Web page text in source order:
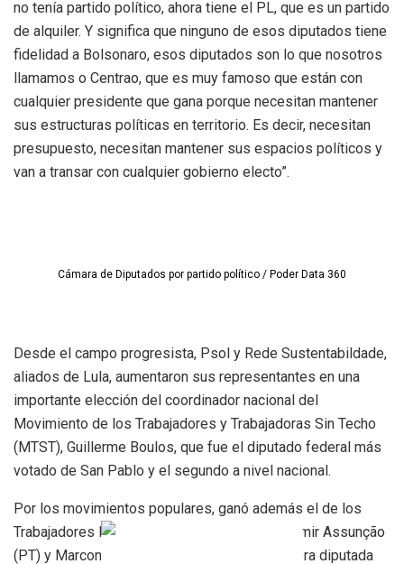
no tenía partido político, ahora tiene el PL, que es un partido
de alquiler. Y significa que ninguno de esos diputados tiene
fidelidad a Bolsonaro, esos diputados son lo que nosotros
llamamos o Centrao, que es muy famoso que están con
cualquier presidente que gana porque necesitan mantener
sus estructuras políticas en territorio. Es decir, necesitan
presupuesto, necesitan mantener sus espacios políticos y
van a transar con cualquier gobierno electo”.
Cámara de Diputados por partido político / Poder Data 360
Desde el campo progresista, Psol y Rede Sustentabildade,
aliados de Lula, aumentaron sus representantes en una
importante elección del coordinador nacional del
Movimiento de los Trabajadores y Trabajadoras Sin Techo
(MTST), Guillerme Boulos, que fue el diputado federal más
votado de San Pablo y el segundo a nivel nacional.
Por los movimientos populares, ganó además el de los
Trabajadores Rurales Sin Terra (MST), con Valmir Assunção
(PT) y Marcon (PT). San Pablo votó a su primera diputada